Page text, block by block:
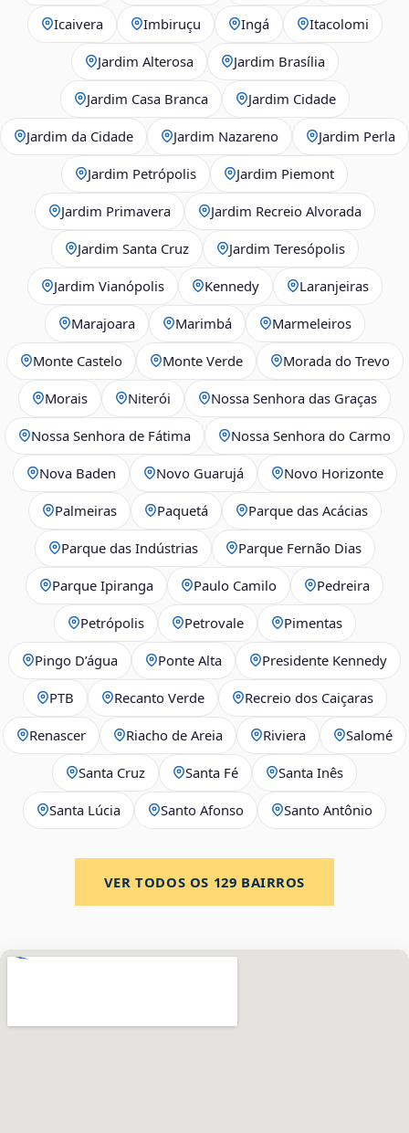
Icaivera Imbiruçu Ingá Itacolomi
Jardim Alterosa Jardim Brasília
Jardim Casa Branca Jardim Cidade
Jardim da Cidade Jardim Nazareno Jardim Perla
Jardim Petrópolis Jardim Piemont
Jardim Primavera Jardim Recreio Alvorada
Jardim Santa Cruz Jardim Teresópolis
Jardim Vianópolis Kennedy Laranjeiras
Marajoara Marimbá Marmeleiros
Monte Castelo Monte Verde Morada do Trevo
Morais Niterói Nossa Senhora das Graças
Nossa Senhora de Fátima Nossa Senhora do Carmo
Nova Baden Novo Guarujá Novo Horizonte
Palmeiras Paquetá Parque das Acácias
Parque das Indústrias Parque Fernão Dias
Parque Ipiranga Paulo Camilo Pedreira
Petrópolis Petrovale Pimentas
Pingo D’água Ponte Alta Presidente Kennedy
PTB Recanto Verde Recreio dos Caiçaras
Renascer Riacho de Areia Riviera Salomé
Santa Cruz Santa Fé Santa Inês
Santa Lúcia Santo Afonso Santo Antônio
VER TODOS OS 129 BAIRROS